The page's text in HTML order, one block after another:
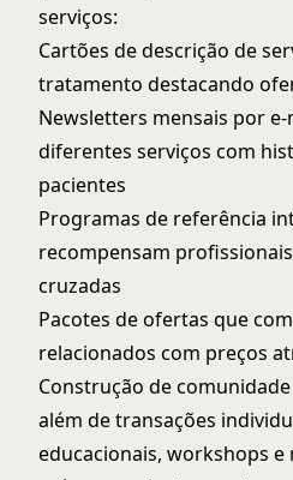
serviços:
Cartões de descrição de
tratamento destacando
Newsletters mensais por
diferentes serviços com
pacientes
Programas de referência
recompensam
cruzadas
Pacotes de ofertas que
relacionados com preços
Construção de
além de transações
educacionais, workshops e